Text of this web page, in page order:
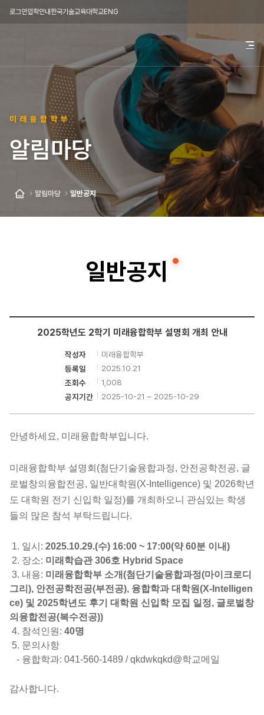
로그인입학안내한국기술교육대학교ENG
국
교
육
학
교
학
전
메
기
미래융합학부
알림마당
알림마당 일반공지
일반공지
2025학년도 2학기 미래융합학부 설명회 개최 안내
작성자
미래융합학부
등록일
2025.10.21
조회수
1,008
공지기간
2025-10-21 ~ 2025-10-29
안녕하세요, 미래융합학부입니다.
미래융합학부 설명회 (첨단기술융합과정, 안전공학전공, 글
로벌창의융합전공, 일반대학원(X-Intelligence) 및 2026학년
도 대학원 전기 신입학 일정)를 개최하오니 관심있는 학생
들의 많은 참석 부탁드립니다.
1. 일시 : 2025.10.29.(수) 16:00 ~ 17:00(약60분 이내)
2. 장소: 미래학습관 306호 Hybrid Space
3. 내용: 미래융합학부 소개(첨단기술융합과정(마이크로디
그리), 안전공학전공(부전공), 융합학과 대학원(X-Intelligen
ce) 및 2025학년도 후기 대학원 신입학 모집 일정, 글로벌창
의융합전공(복수전공))
4. 참석인원 : 40명
5. 문의사항
- 융합학과: 041-560-1489 / qkdwkqkd@학교메일
감사합니다.